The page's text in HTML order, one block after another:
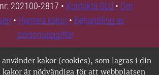
kakor (cookies), som lagras i din
kakor är nödvändiga för att webbplatsen
202100-2817 • Kontakta SLU • Om
• Hantera kakor • Behandling av
personuppgifter